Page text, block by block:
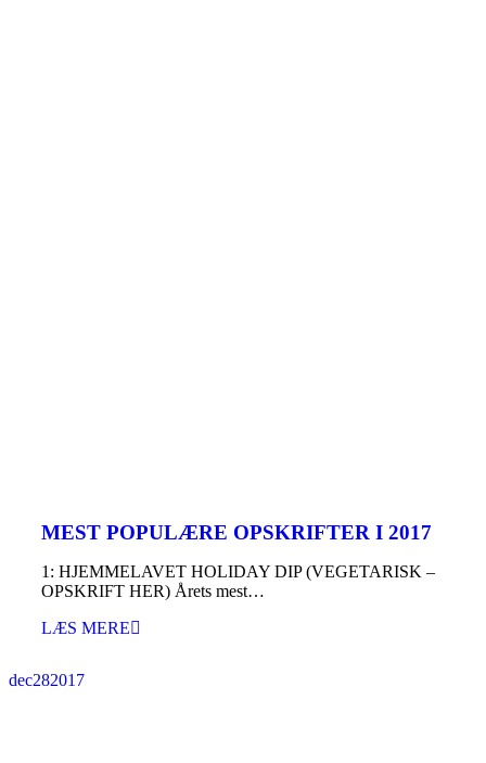
MEST POPULÆRE OPSKRIFTER I 2017
1: HJEMMELAVET HOLIDAY DIP (VEGETARISK –
OPSKRIFT HER) Årets mest…
LÆS MERE
dec282017